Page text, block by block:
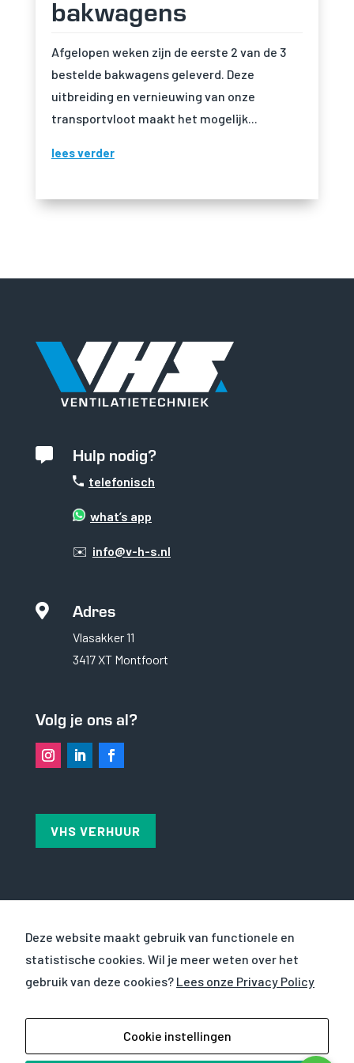
bakwagens
Afgelopen weken zijn de eerste 2 van de 3
bestelde bakwagens geleverd. Deze
uitbreiding en vernieuwing van onze
transportvloot maakt het mogelijk...
lees verder
 Hulp nodig?
telefonisch
what’s app
✉️ info@v-h-s.nl
 Adres
Vlasakker 11
3417 XT Montfoort
Volg je ons al?
VHS VERHUUR
OVER VHS
CURSUSSEN
VHS Verhuur en VHS Ventilatietechniek
BV |Privacyverklaring| Website doorMind your
Deze website maakt gebruik van functionele en
statistische cookies. Wil je meer weten over het
gebruik van deze cookies? Lees onze Privacy Policy
Cookie instellingen
zien van
gepersonaliseerde
aanbiedingen.